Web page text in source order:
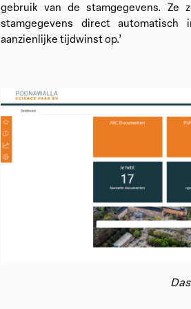
gebruik van de stamgegevens. Ze
stamgegevens direct
aanzienlijke tijdwinst op.’